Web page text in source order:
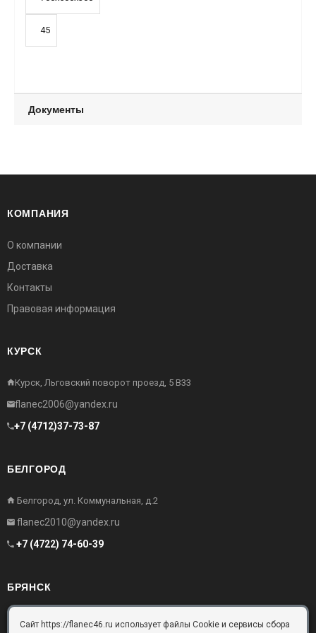
45
Документы
КОМПАНИЯ
О компании
Доставка
Контакты
Правовая информация
КУРСК
Курск, Льговский поворот проезд, 5 В33
flanec2006@yandex.ru
+7 (4712)37-73-87
БЕЛГОРОД
Белгород, ул. Коммунальная, д.2
flanec2010@yandex.ru
+7 (4722) 74-60-39
БРЯНСК
Брянск, Московский проезд, д.10, офис 3
Сайт https://flanec46.ru использует файлы Cookie и сервисы сбора